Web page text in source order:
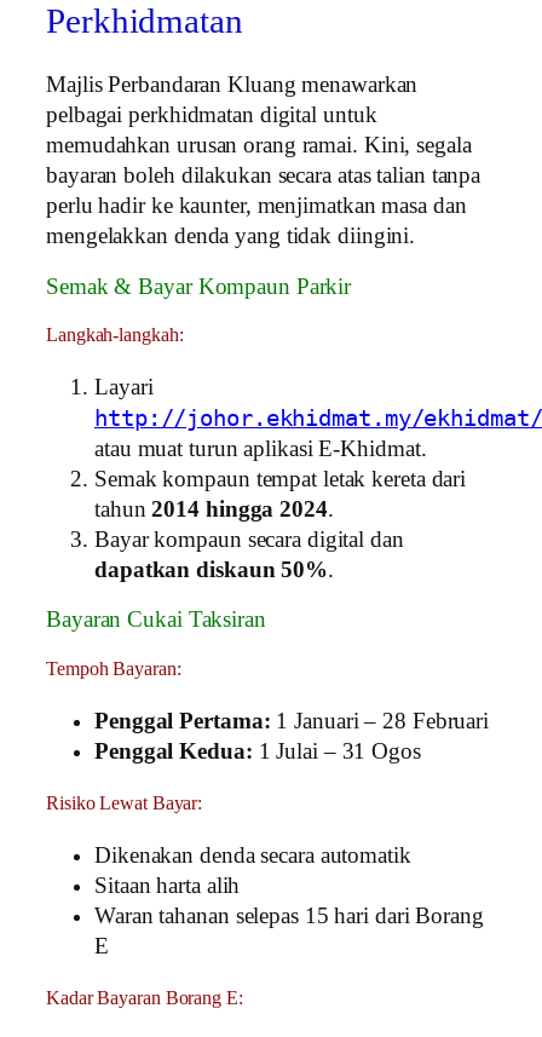
Perkhidmatan
Majlis Perbandaran Kluang menawarkan
pelbagai perkhidmatan digital untuk
memudahkan urusan orang ramai. Kini, segala
bayaran boleh dilakukan secara atas talian tanpa
perlu hadir ke kaunter, menjimatkan masa dan
mengelakkan denda yang tidak diingini.
Semak & Bayar Kompaun Parkir
Langkah-langkah:
Layari
http://johor.ekhidmat.my/ekhidmat/
atau muat turun aplikasi E-Khidmat.
Semak kompaun tempat letak kereta dari
tahun2014 hingga 2024.
Bayar kompaun secara digital dan
dapatkan diskaun 50%.
Bayaran Cukai Taksiran
Tempoh Bayaran:
Penggal Pertama: 1 Januari – 28 Februari
Penggal Kedua: 1 Julai – 31 Ogos
Risiko Lewat Bayar:
Dikenakan denda secara automatik
Sitaan harta alih
Waran tahanan selepas 15 hari dari Borang
E
Kadar Bayaran Borang E: